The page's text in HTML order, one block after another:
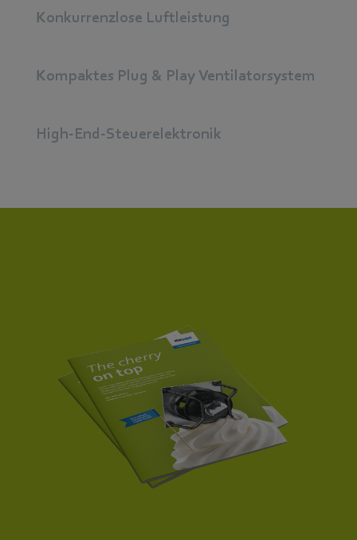
Konkurrenzlose Luftleistung
Kompaktes Plug & Play Ventilatorsystem
High-End-Steuerelektronik